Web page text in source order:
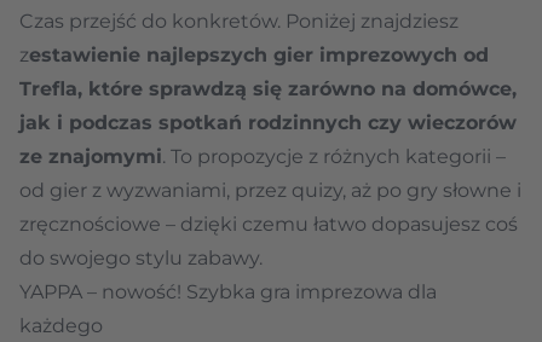
Czas przejść do konkretów. Poniżej znajdziesz
zestawienie najlepszych gier imprezowych od
Trefla, które sprawdzą się zarówno na domówce,
jak i podczas spotkań rodzinnych czy wieczorów
ze znajomymi. To propozycje z różnych kategorii –
od gier z wyzwaniami, przez quizy, aż po gry słowne i
zręcznościowe – dzięki czemu łatwo dopasujesz coś
do swojego stylu zabawy.
YAPPA – nowość! Szybka gra imprezowa dla
każdego